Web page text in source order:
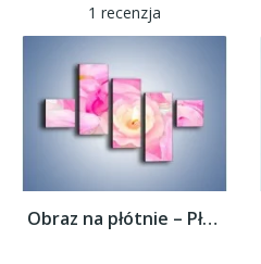
1 recenzja
Obraz na płótnie – Pływająca różana...